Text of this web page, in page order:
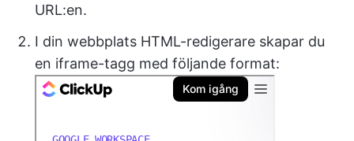
URL:en.
I din webbplats HTML-redigerare skapar du
en iframe-tagg med följande format: